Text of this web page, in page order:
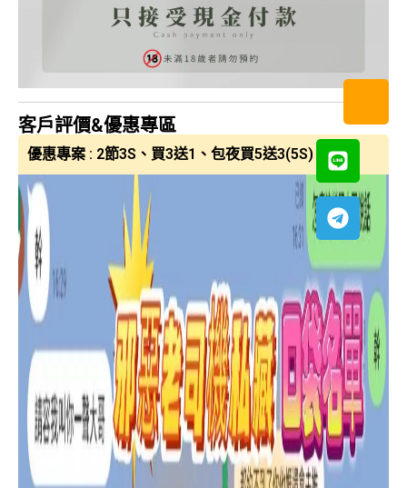
客戶評價&優惠專區
優惠專案 : 2節3S、買3送1、包夜買5送3(5S)